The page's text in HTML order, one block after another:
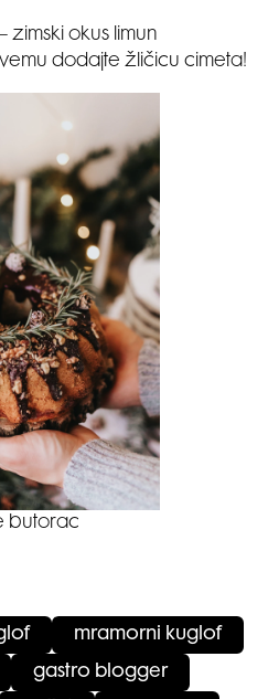
okus limun
dodajte žličicu cimeta!
butorac
mramorni kuglof
gastro blogger